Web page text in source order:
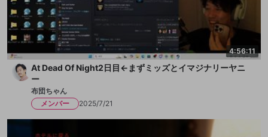
4:56:11
At Dead Of Night2日目←まずミッズとイマジナリーヤニ
ー
布団ちゃん
メンバー
2025/7/21